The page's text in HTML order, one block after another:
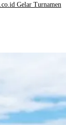
Gelar Turnamen